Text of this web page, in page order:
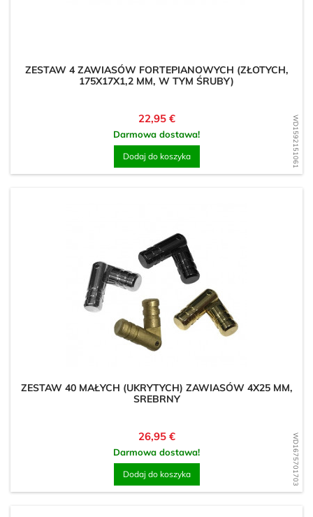
WD1592151061
ZESTAW 4 ZAWIASÓW FORTEPIANOWYCH (ZŁOTYCH,
175X17X1,2 MM, W TYM ŚRUBY)
Cena
22,95 €
Darmowa dostawa!
Dodaj do koszyka
WD1675701703
ZESTAW 40 MAŁYCH (UKRYTYCH) ZAWIASÓW 4X25 MM,
SREBRNY
Cena
26,95 €
Darmowa dostawa!
Dodaj do koszyka